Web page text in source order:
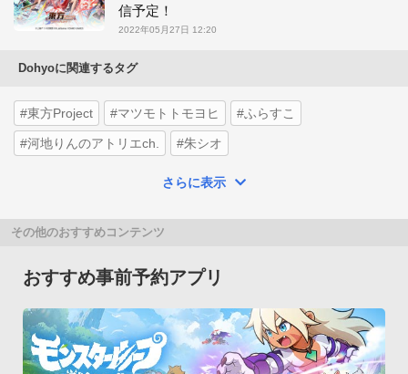
信予定！
2022年05月27日 12:20
Dohyoに関連するタグ
#東方Project #マツモトトモヨヒ #ふらすこ
#河地りんのアトリエch. #朱シオ
さらに表示
その他のおすすめコンテンツ
おすすめ事前予約アプリ